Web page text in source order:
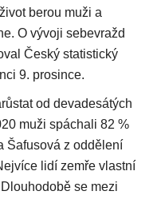
berou muži a
O vývoji sebevražd
Český statistický
9. prosince.
od devadesátých
muži spáchali 82 %
Šafusová z oddělení
lidí zemře vlastní
se mezi